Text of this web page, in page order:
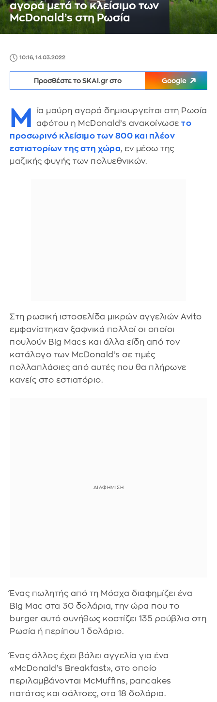
αγορά μετά το κλείσιμο των
McDonald’s στη Ρωσία
10:16, 14.03.2022
Προσθέστε το SKAI.gr στο Google
Μ
ία μαύρη αγορά δημιουργείται στη Ρωσία
αφότου η McDonald’s ανακοίνωσε το
προσωρινό κλείσιμο των 800 και πλέον
εστιατορίων της στη χώρα, εν μέσω της
μαζικής φυγής των πολυεθνικών.
Στη ρωσική ιστοσελίδα μικρών αγγελιών Avito
εμφανίστηκαν ξαφνικά πολλοί οι οποίοι
πουλούν Big Macs και άλλα είδη από τον
κατάλογο των McDonald’s σε τιμές
πολλαπλάσιες από αυτές που θα πλήρωνε
κανείς στο εστιατόριο.
Ένας πωλητής από τη Μόσχα διαφημίζει ένα
Big Mac στα 30 δολάρια, την ώρα που το
burger αυτό συνήθως κοστίζει 135 ρούβλια στη
Ρωσία ή περίπου 1 δολάριο.
Ένας άλλος έχει βάλει αγγελία για ένα
«McDonald’s Breakfast», στο οποίο
περιλαμβάνονται McMuffins, pancakes
πατάτας και σάλτσες, στα 18 δολάρια.